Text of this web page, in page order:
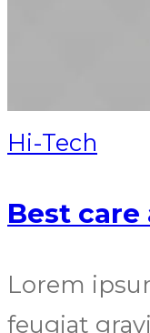
Hi-Tech
Best
Lorem
feugiat